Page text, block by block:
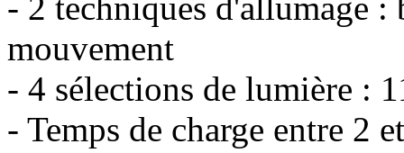
- 2 techniques d'allumage
mouvement
- 4 sélections de lumière :
- Temps de charge entre 2